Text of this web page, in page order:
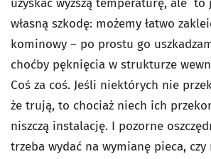
uzyskać wyższą temperaturę, ale to
własną szkodę: możemy łatwo
kominowy – po prostu go
choćby pęknięcia w strukturze
Coś za coś. Jeśli niektórych nie
że trują, to chociaż niech ich
niszczą instalację. I pozorne
trzeba wydać na wymianę pieca,